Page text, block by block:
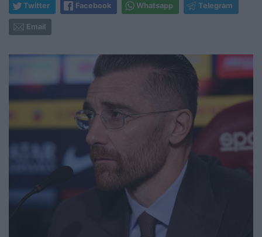
Twitter Facebook Whatsapp Telegram
Email